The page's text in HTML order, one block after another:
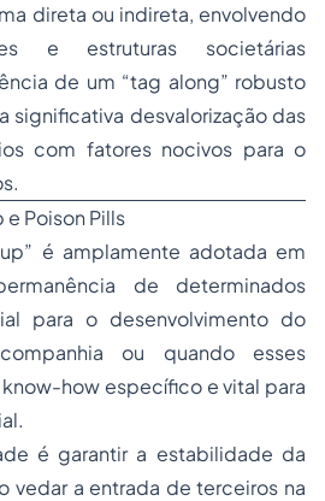
direta ou indireta, envolvendo
e estruturas societárias
de um “tag along” robusto
significativa desvalorização das
com fatores nocivos para o
Poison Pills
” é amplamente adotada em
de determinados
para o desenvolvimento do
ou quando esses
how específico e vital para
é garantir a estabilidade da
vedar a entrada de terceiros na